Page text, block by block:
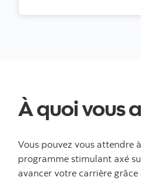
À quoi vous
Vous pouvez vous attendre
programme stimulant axé
avancer votre carrière